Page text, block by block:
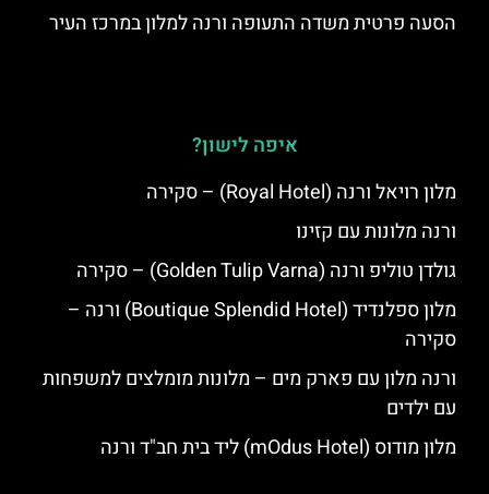
הסעה פרטית משדה התעופה ורנה למלון במרכז העיר
איפה לישון?
מלון רויאל ורנה (Royal Hotel) – סקירה
ורנה מלונות עם קזינו
גולדן טוליפ ורנה (Golden Tulip Varna) – סקירה
מלון ספלנדיד (Boutique Splendid Hotel) ורנה –
סקירה
ורנה מלון עם פארק מים – מלונות מומלצים למשפחות
עם ילדים
מלון מודוס (mOdus Hotel) ליד בית חב"ד ורנה